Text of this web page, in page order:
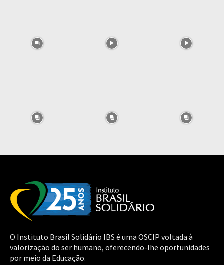
O Instituto Brasil Solidário IBS é uma OSCIP voltada à
valorização do ser humano, oferecendo-lhe oportunidades
por meio da Educação.